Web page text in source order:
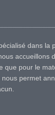
dans la
accueillons
que pour le
permet